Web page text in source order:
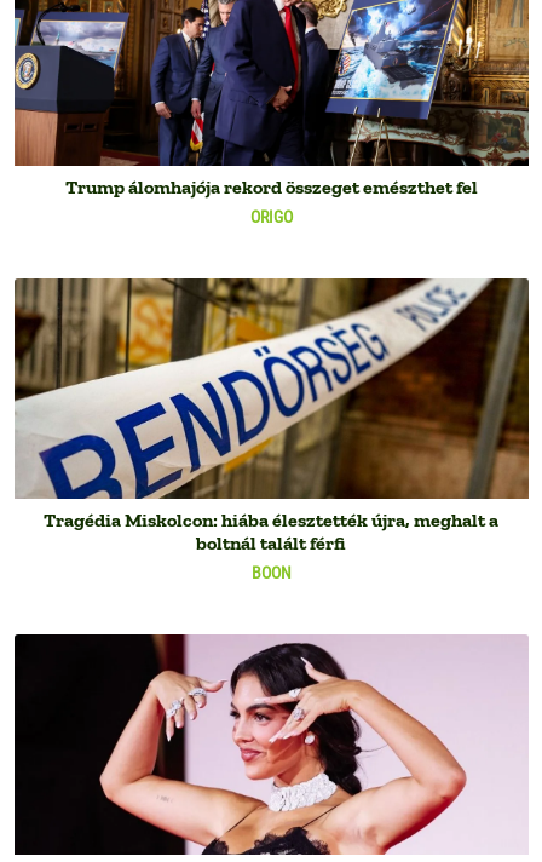
ORIGO
Trump álomhajója rekord összeget emészthet fel
BOON
Tragédia Miskolcon: hiába élesztették újra, meghalt a
boltnál talált férfi